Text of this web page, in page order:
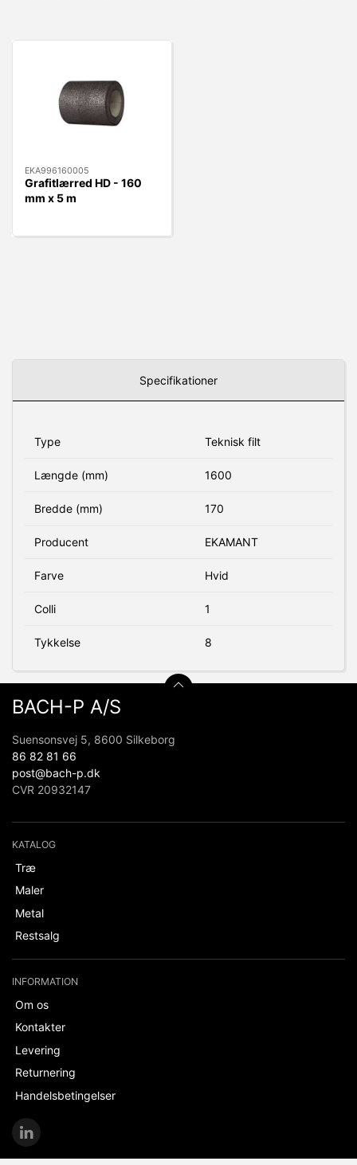
EKA996160005
Grafitlærred HD - 160
mm x 5 m
Specifikationer
Type Teknisk filt
Længde (mm) 1600
Bredde (mm) 170
Producent EKAMANT
Farve Hvid
Colli 1
Tykkelse 8
BACH-P A/S
Suensonsvej 5, 8600 Silkeborg
86 82 81 66
post@bach-p.dk
CVR 20932147
KATALOG
Træ
Maler
Metal
Restsalg
INFORMATION
Om os
Kontakter
Levering
Returnering
Handelsbetingelser